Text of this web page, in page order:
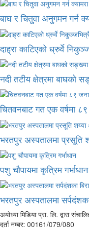
बाघ र चितुवा अनुगमन गर्न
दाह्रा काटिएको ध्रुर्वे
नदी तटीय क्षेत्रमा बाघको
चितवनबाट गत एक वर्षमा
भरतपुर अस्पतालमा प्रसूति
पशु चौपायमा कृत्रिम गर्भाधान
भरतपुर अस्पतालमा
अयोध्या मिडिया प्रा. लि. द्वारा
दर्ता नम्बर: 00161/079/080